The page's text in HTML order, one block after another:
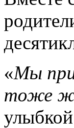
«Мы
тоже